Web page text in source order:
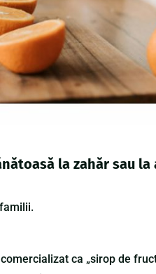
la zahăr sau
ca „sirop de